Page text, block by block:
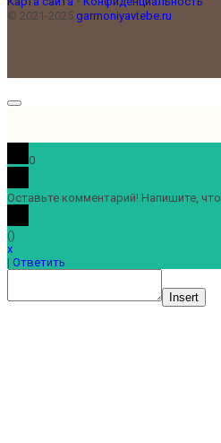
© 2021-2025 garmoniyavtebe.ru
0
Оставьте комментарий! Напишите,
()
x
| Ответить
Insert